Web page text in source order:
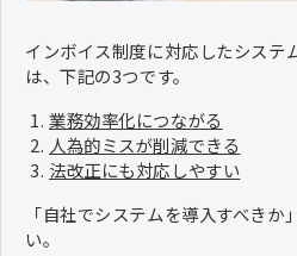
インボイス制度に対応したシステ
は、下記の3つです。
業務効率化につながる
人為的ミスが削減できる
法改正にも対応しやすい
「自社でシステムを導入すべき
い。